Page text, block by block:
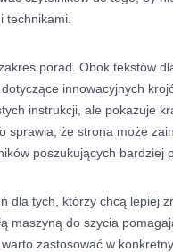
technikami.
porad. Obok tekstów
innowacyjnych
instrukcji, ale pokazuje
sprawia, że strona może
poszukujących bardziej
dla tych, którzy chcą lepiej
maszyną do szycia
zastosować w